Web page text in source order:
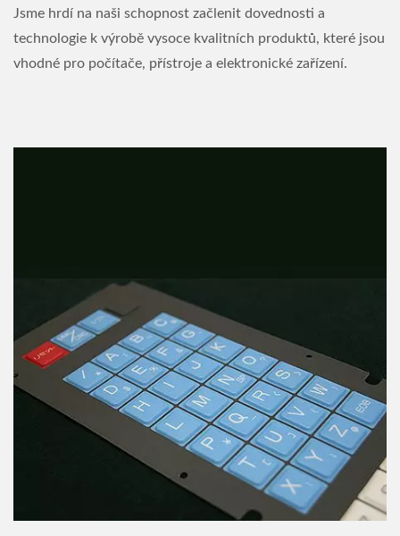
Jsme hrdí na naši schopnost začlenit dovednosti a
technologie k výrobě vysoce kvalitních produktů, které jsou
vhodné pro počítače, přístroje a elektronické zařízení.